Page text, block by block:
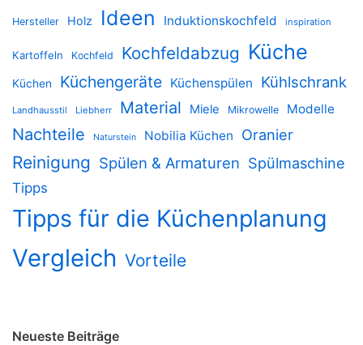
Hersteller Holz Ideen Induktionskochfeld inspiration
Kartoffeln Kochfeld Kochfeldabzug Küche
Küchen Küchengeräte Küchenspülen Kühlschrank
Landhausstil Liebherr Material Miele Mikrowelle Modelle
Nachteile Naturstein Nobilia Küchen Oranier
Reinigung Spülen & Armaturen Spülmaschine
Tipps
Tipps für die Küchenplanung
Vergleich Vorteile
Neueste Beiträge